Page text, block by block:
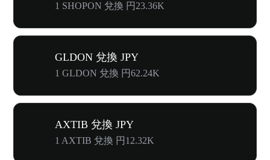
1 SHOPON 兌換 円23.36K
GLDON 兌換 JPY
1 GLDON 兌換 円62.24K
AXTIB 兌換 JPY
1 AXTIB 兌換 円12.32K